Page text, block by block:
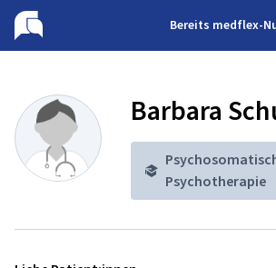
Bereits medflex-
Barbara
Psychotherapie